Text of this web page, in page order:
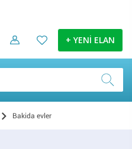
+ YENİ ELAN
Bakida evler